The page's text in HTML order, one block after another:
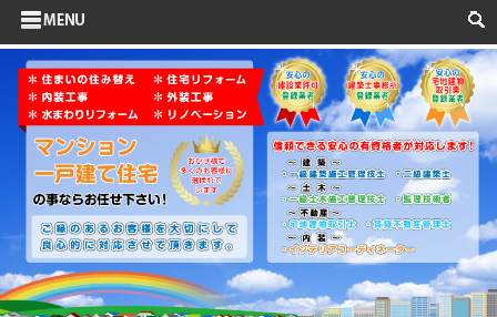
サイドメニュー
お客様の声
水まわりリフォーム
ポイントリフォーム
よくある質問
HOME
検索